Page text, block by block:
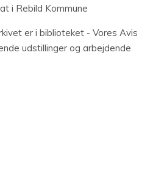
i Rebild Kommune
er i biblioteket - Vores Avis
udstillinger og arbejdende